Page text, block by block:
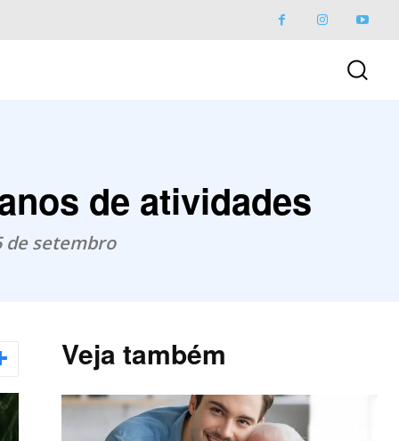
de atividades
de setembro
Veja também